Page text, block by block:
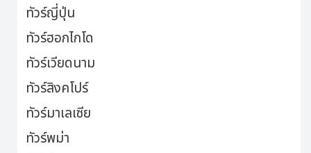
ทัวร์ญี่ปุ่น
ทัวร์ฮอกไกโด
ทัวร์เวียดนาม
ทัวร์สิงคโปร์
ทัวร์มาเลเซีย
ทัวร์พม่า